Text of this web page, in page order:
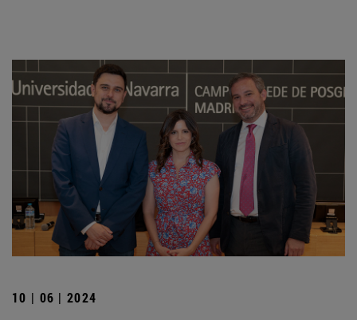
10 | 06 | 2024